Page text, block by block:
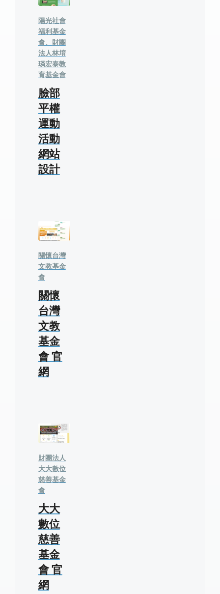
陽光社會
福利基金
會、財團
法人林堉
璘宏泰教
育基金會
臉部
平權
運動
活動
網站
設計
關懷台灣
文教基金
會
關懷
台灣
文教
基金
會 官
網
財團法人
大大數位
慈善基金
會
大大
數位
慈善
基金
會 官
網